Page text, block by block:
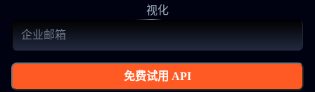
视化
免费试用 API